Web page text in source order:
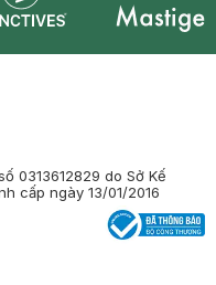
0313612829 do Sở Kế
cấp ngày 13/01/2016